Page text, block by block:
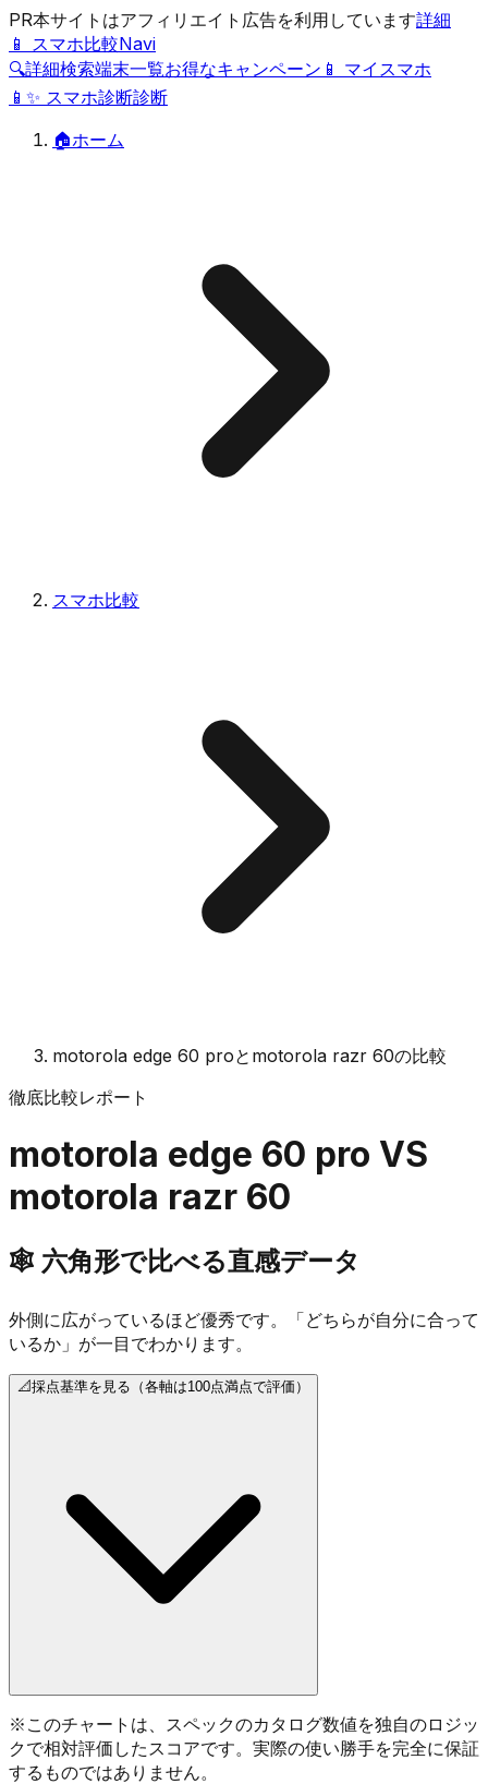
PR本サイトはアフィリエイト広告を利用しています詳細
📱 スマホ比較Navi
🔍詳細検索端末一覧お得なキャンペーン 📱 マイスマホ
📱 ✨ スマホ診断診断
🏠ホーム
スマホ比較
motorola edge 60 proとmotorola razr 60の比較
徹底比較レポート
motorola edge 60 pro VS
motorola razr 60
🕸️ 六角形で比べる直感データ
外側に広がっているほど優秀です。「どちらが自分に合って
いるか」が一目でわかります。
📐採点基準を見る（各軸は100点満点で評価）
※ このチャートは、スペックのカタログ数値を独自のロジッ
クで相対評価したスコアです。実際の使い勝手を完全に保証
するものではありません。